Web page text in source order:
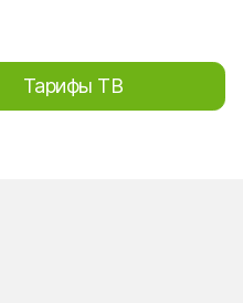
Тарифы ТВ